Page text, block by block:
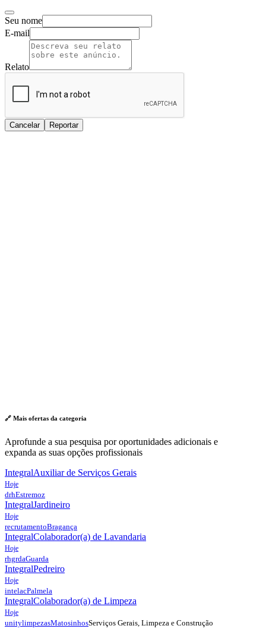
Seu nome
E-mail
Relato
Cancelar Reportar
🔗 Mais ofertas da categoria
Aprofunde a sua pesquisa por oportunidades adicionais e
expanda as suas opções profissionais
IntegralAuxiliar de Serviços Gerais
Hoje
drhEstremoz
IntegralJardineiro
Hoje
recrutamentoBragança
IntegralColaborador(a) de Lavandaria
Hoje
rhgrdaGuarda
IntegralPedreiro
Hoje
intelacPalmela
IntegralColaborador(a) de Limpeza
Hoje
unitylimpezasMatosinhosServiços Gerais, Limpeza e Construção